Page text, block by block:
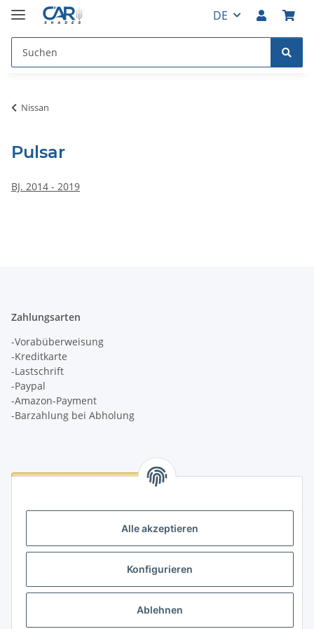
Alle akzeptieren
Konfigurieren
Ablehnen
DE
Nissan
Pulsar
BJ. 2014 - 2019
Zahlungsarten
-Vorabüberweisung
-Kreditkarte
-Lastschrift
-Paypal
-Amazon-Payment
-Barzahlung bei Abholung
Logistikpartner
Informationen